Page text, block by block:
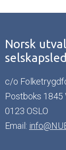
Norsk
c/o
Postboks 1845
0123 OSLO
Email: